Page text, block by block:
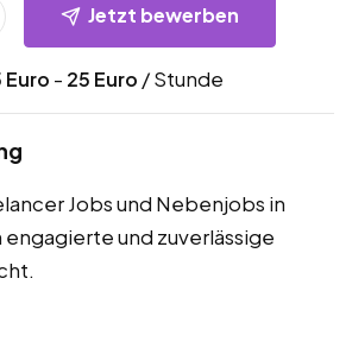
Jetzt bewerben
Euro - 25 Euro / Stunde
Jobs und Nebenjobs in
und zuverlässige